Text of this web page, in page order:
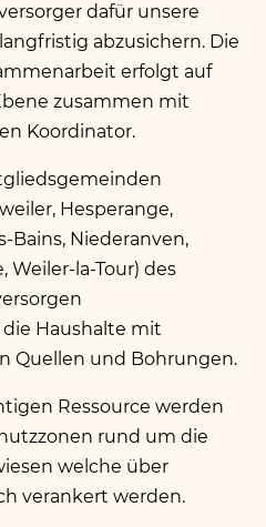
dafür unsere
abzusichern. Die
erfolgt auf
zusammen mit
Koordinator.
Hesperange,
Bains, Niederanven,
Weiler-la-Tour) des
Haushalte mit
Quellen und Bohrungen.
Ressource werden
rund um die
welche über
verankert werden.